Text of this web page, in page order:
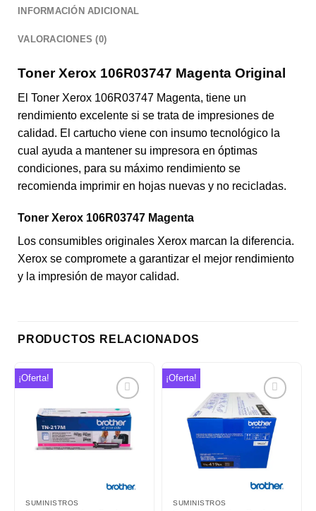
INFORMACIÓN ADICIONAL
VALORACIONES (0)
Toner Xerox 106R03747 Magenta Original
El Toner Xerox 106R03747 Magenta, tiene un
rendimiento excelente si se trata de impresiones de
calidad. El cartucho viene con insumo tecnológico la
cual ayuda a mantener su impresora en óptimas
condiciones, para su máximo rendimiento se
recomienda imprimir en hojas nuevas y no recicladas.
Toner Xerox 106R03747 Magenta
Los consumibles originales Xerox marcan la diferencia.
Xerox se compromete a garantizar el mejor rendimiento
y la impresión de mayor calidad.
PRODUCTOS RELACIONADOS
¡Oferta!
Añadir
a la
lista de
deseos
SUMINISTROS
¡Oferta!
Añadir
a la
lista de
deseos
SUMINISTROS